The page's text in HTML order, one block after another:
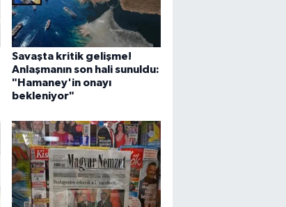
Savaşta kritik gelişme!
Anlaşmanın son hali sunuldu:
"Hamaney'in onayı
bekleniyor"